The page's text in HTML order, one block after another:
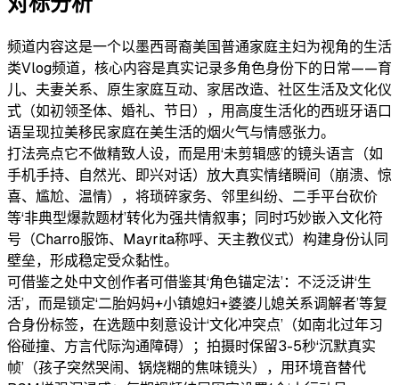
频道内容这是一个以墨西哥裔美国普通家庭主妇为视角的生活
类Vlog频道，核心内容是真实记录多角色身份下的日常——育
儿、夫妻关系、原生家庭互动、家居改造、社区生活及文化仪
式（如初领圣体、婚礼、节日），用高度生活化的西班牙语口
语呈现拉美移民家庭在美生活的烟火气与情感张力。
打法亮点它不做精致人设，而是用‘未剪辑感’的镜头语言（如
手机手持、自然光、即兴对话）放大真实情绪瞬间（崩溃、惊
喜、尴尬、温情），将琐碎家务、邻里纠纷、二手平台砍价
等‘非典型爆款题材’转化为强共情叙事；同时巧妙嵌入文化符
号（Charro服饰、Mayrita称呼、天主教仪式）构建身份认同
壁垒，形成稳定受众黏性。
可借鉴之处中文创作者可借鉴其‘角色锚定法’：不泛泛讲‘生
活’，而是锁定‘二胎妈妈+小镇媳妇+婆婆儿媳关系调解者’等复
合身份标签，在选题中刻意设计‘文化冲突点’（如南北过年习
俗碰撞、方言代际沟通障碍）；拍摄时保留3-5秒‘沉默真实
帧’（孩子突然哭闹、锅烧糊的焦味镜头），用环境音替代